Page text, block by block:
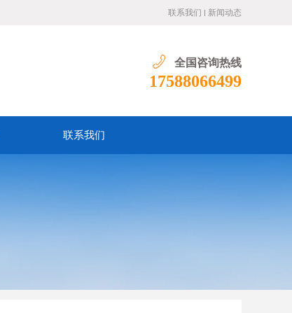
联系我们 新闻动态
全国咨询热线
17588066499
联系我们